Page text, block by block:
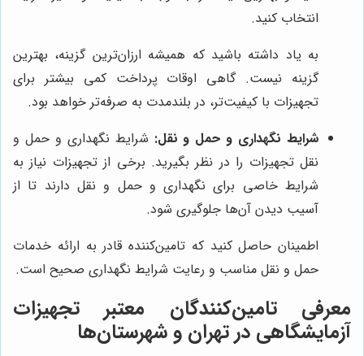
انتخاب کنید.
به یاد داشته باشید که همیشه ارزان‌ترین گزینه، بهترین
گزینه نیست. گاهی اوقات پرداخت کمی بیشتر برای
تجهیزات با کیفیت‌تر، در بلندمدت به صرفه‌تر خواهد بود.
شرایط نگهداری و حمل و نقل: شرایط نگهداری و حمل و
نقل تجهیزات را در نظر بگیرید. برخی از تجهیزات نیاز به
شرایط خاصی برای نگهداری و حمل و نقل دارند تا از
آسیب دیدن آن‌ها جلوگیری شود.
اطمینان حاصل کنید که تامین‌کننده قادر به ارائه خدمات
حمل و نقل مناسب و رعایت شرایط نگهداری صحیح است.
معرفی تامین‌کنندگان معتبر تجهیزات
آزمایشگاهی در تهران و شهرستان‌ها